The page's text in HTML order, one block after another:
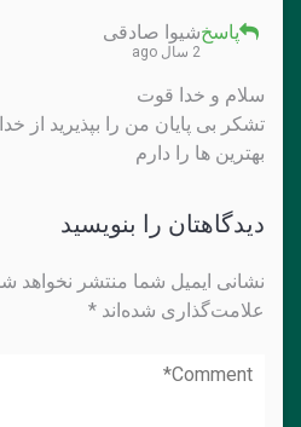
پاسخشیوا صادقی
2 سال ago
سلام و خدا قوت
تشکر بی پایان من را بپذیرید از
بهترین ها را دارم
دیدگاهتان را بنویسید
نشانی ایمیل شما منتشر نخواهد
علامت‌گذاری شده‌اند *